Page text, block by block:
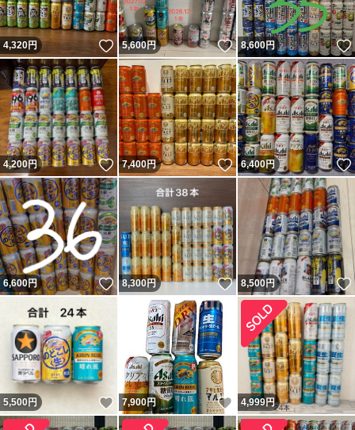
4,320円 いいね！
5,600円 いいね！
8,600円
4,200円 いいね！
7,400円 いいね！
6,400円
6,600円 いいね！
8,300円 いいね！
8,500円
5,500円 いいね！
7,900円 いいね！
4,999円